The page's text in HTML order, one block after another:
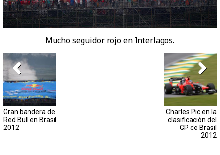
Mucho seguidor rojo en Interlagos.
Gran bandera de
Red Bull en Brasil
2012
Charles Pic en la
clasificación del
GP de Brasil
2012